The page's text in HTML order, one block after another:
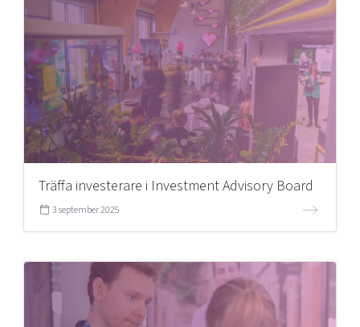
Internationalisering
Mer
Ansök till Swedish Scaleups
Så finansieras Swedish Scaleups
In English
Träffa investerare i Investment Advisory Board
3 september 2025